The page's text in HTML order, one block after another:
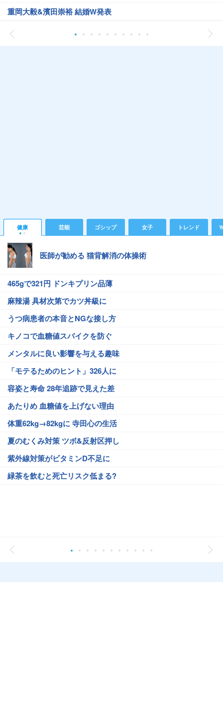
重岡大毅&濱田崇裕 結婚W発表
健康 芸能 ゴシップ 女子 トレンド
医師が勧める 猫背解消の体操術
465gで321円 ドンキプリン品薄
麻辣湯 具材次第でカツ丼級に
うつ病患者の本音とNGな接し方
キノコで血糖値スパイクを防ぐ
メンタルに良い影響を与える趣味
「モテるためのヒント」326人に
容姿と寿命 28年追跡で見えた差
あたりめ 血糖値を上げない理由
体重62kg→82kgに 寺田心の生活
夏のむくみ対策 ツボ&反射区押し
紫外線対策がビタミンD不足に
緑茶を飲むと死亡リスク低まる?